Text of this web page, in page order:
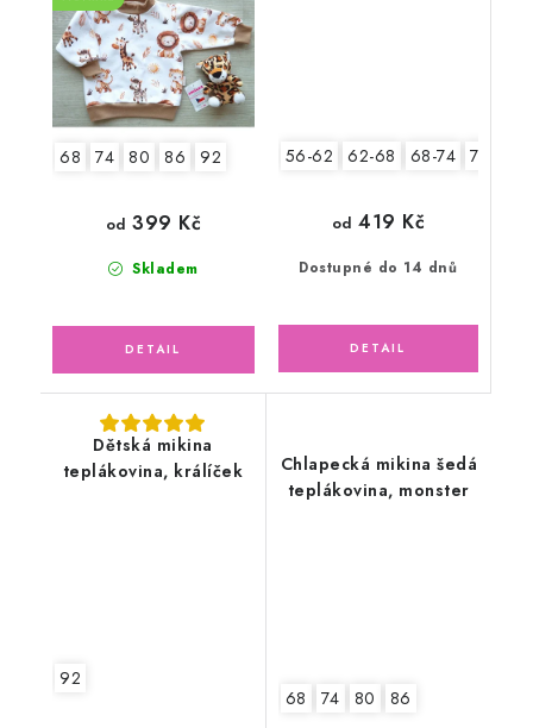
68 74 80 86 92
Skladem
od 399 Kč
56-62 62-68 68-74 74-80
Dostupné do 14 dnů
od 419 Kč
Dětská mikina
teplákovina, králíček
92
Chlapecká mikina šedá
teplákovina, monster
68 74 80 86